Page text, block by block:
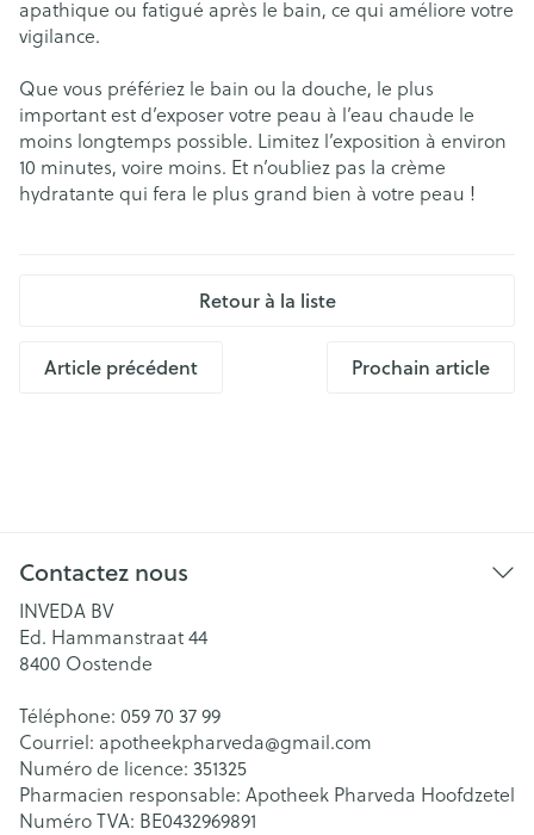
apathique ou fatigué après le bain, ce qui améliore votre
vigilance.
Que vous préfériez le bain ou la douche, le plus
important est d’exposer votre peau à l’eau chaude le
moins longtemps possible. Limitez l’exposition à environ
10 minutes, voire moins. Et n’oubliez pas la crème
hydratante qui fera le plus grand bien à votre peau !
Retour à la liste
Article précédent Prochain article
Contactez nous
INVEDA BV
Ed. Hammanstraat 44
8400 Oostende
Téléphone: 059 70 37 99
Courriel: apotheekpharveda@gmail.com
Numéro de licence: 351325
Pharmacien responsable: Apotheek Pharveda Hoofdzetel
Numéro TVA: BE0432969891